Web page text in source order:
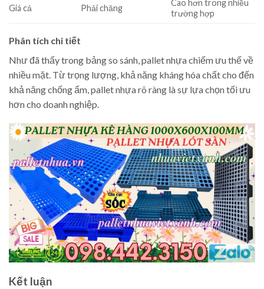
Giá cả Phải chăng
Cao hơn trong nhiều
trường hợp
Phân tích chi tiết
Như đã thấy trong bảng so sánh, pallet nhựa chiếm ưu thế về
nhiều mặt. Từ trọng lượng, khả năng kháng hóa chất cho đến
khả năng chống ẩm, pallet nhựa rõ ràng là sự lựa chọn tối ưu
hơn cho doanh nghiệp.
Kết luận